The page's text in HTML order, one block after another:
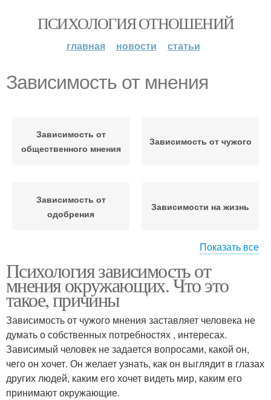
ПСИХОЛОГИЯ ОТНОШЕНИЙ
главная новости статьи
Зависимость от мнения
Зависимость от
общественного мнения
Зависимость от чужого
Зависимость от
одобрения
Зависимости на жизнь
общественное мнение
Сильная зависимость
Зависимости от чужого
Показать все
Психология зависимость от
мнения окружающих. Что это
такое, причины
Зависимость от чужого мнения заставляет человека не
думать о собственных потребностях , интересах.
Зависимый человек не задается вопросами, какой он,
чего он хочет. Он желает узнать, как он выглядит в глазах
других людей, каким его хочет видеть мир, каким его
принимают окружающие.